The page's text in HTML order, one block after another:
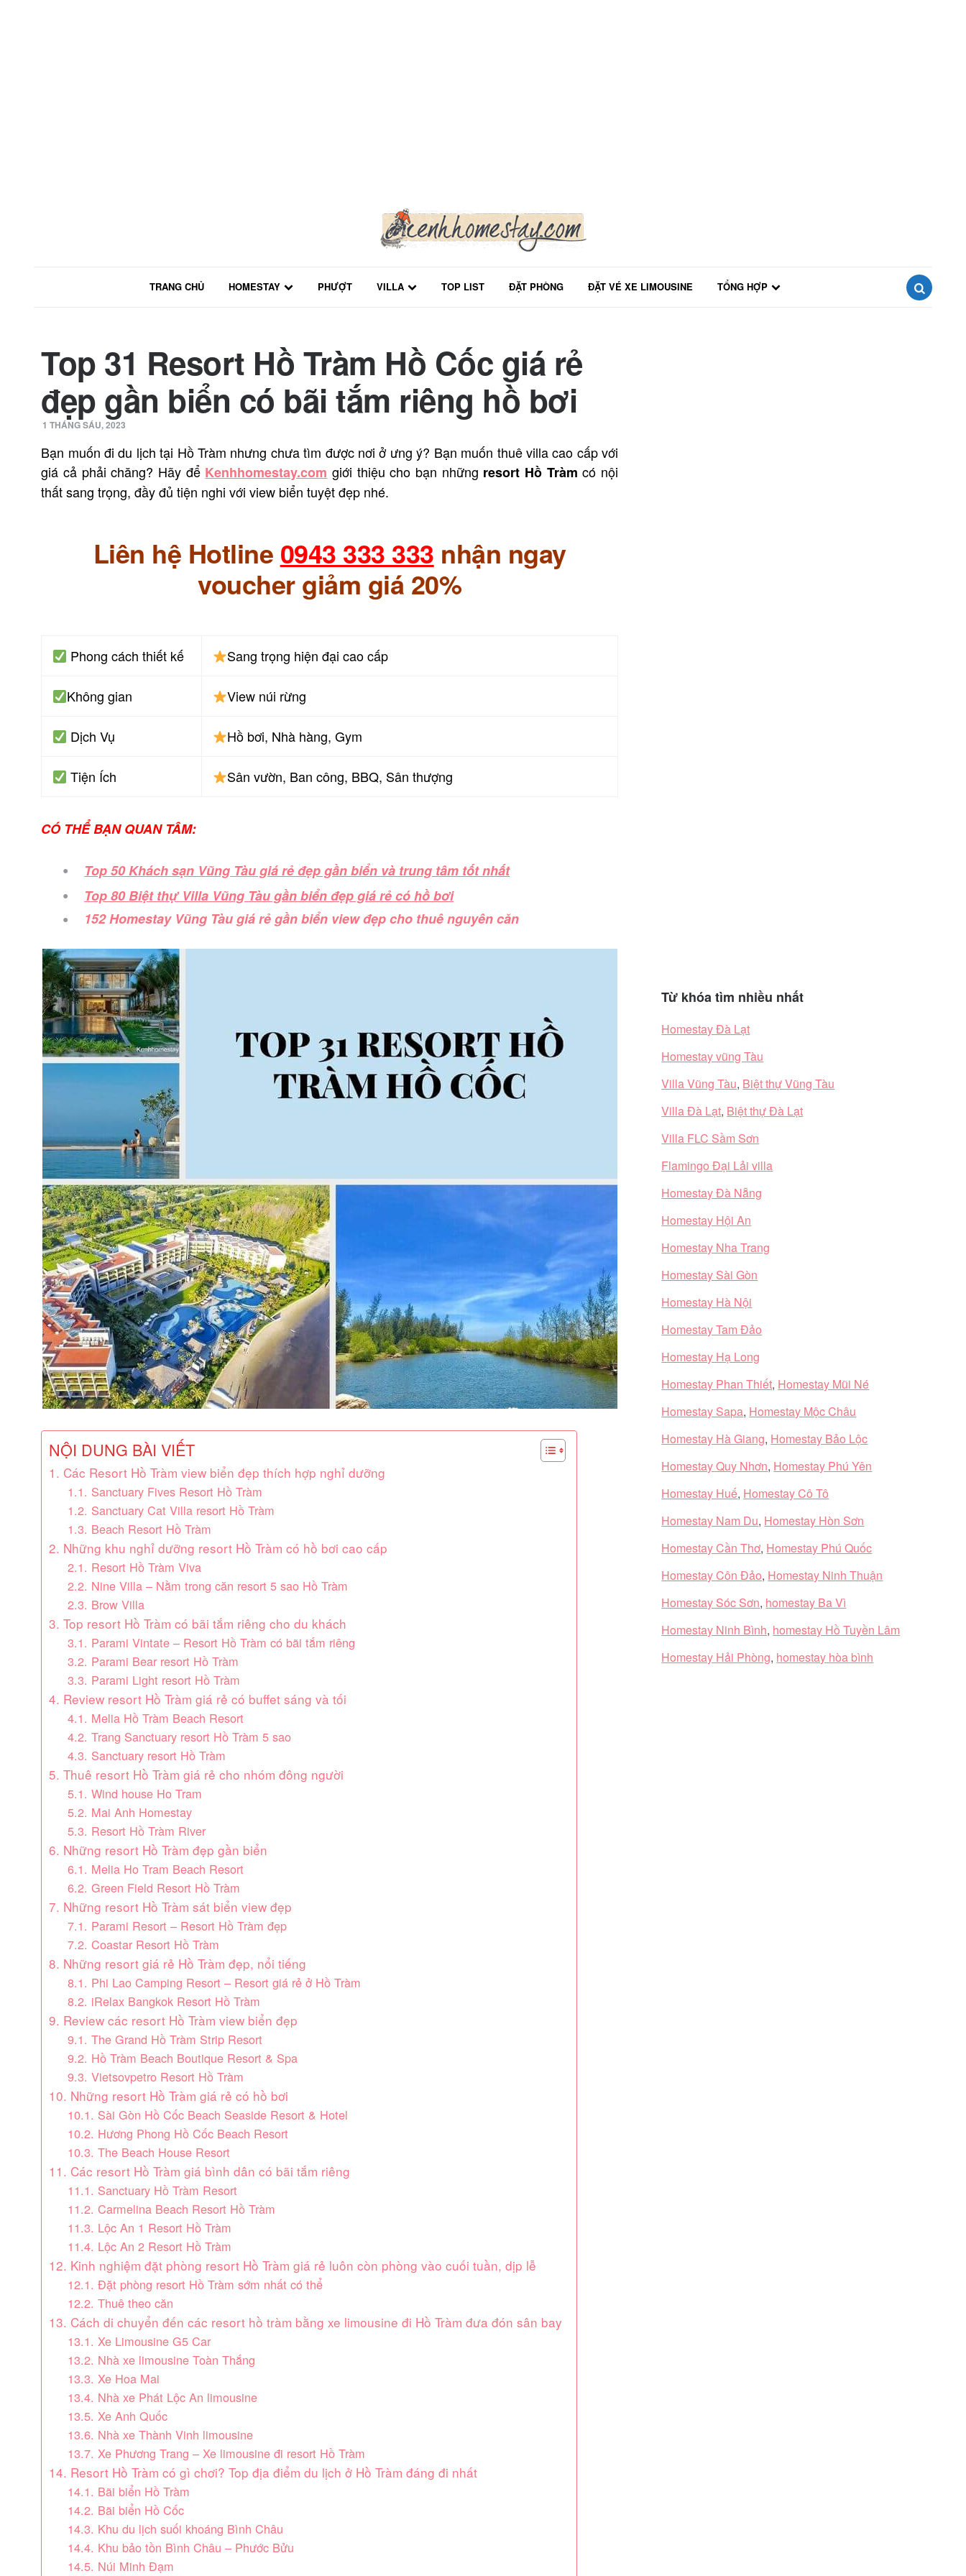
TRANG CHỦ HOMESTAY PHƯỢT VILLA TOP LIST ĐẶT PHÒNG ĐẶT VÉ XE LIMOUSINE
TỔNG HỢP
Top 31 Resort Hồ Tràm Hồ Cốc giá rẻ
đẹp gần biển có bãi tắm riêng hồ bơi
1 THÁNG SÁU, 2023
Bạn muốn đi du lịch tại Hồ Tràm nhưng chưa tìm được nơi ở ưng ý? Bạn muốn thuê villa cao cấp với
giá cả phải chăng? Hãy để Kenhhomestay.com giới thiệu cho bạn những resort Hồ Tràm có nội
thất sang trọng, đầy đủ tiện nghi với view biển tuyệt đẹp nhé.
Liên hệ Hotline 0943 333 333 nhận ngay
voucher giảm giá 20%
Phong cách thiết kế Sang trọng hiện đại cao cấp
Không gian View núi rừng
Dịch Vụ Hồ bơi, Nhà hàng, Gym
Tiện Ích Sân vườn, Ban công, BBQ, Sân thượng
CÓ THỂ BẠN QUAN TÂM:
Top 50 Khách sạn Vũng Tàu giá rẻ đẹp gần biển và trung tâm tốt nhất
Top 80 Biệt thự Villa Vũng Tàu gần biển đẹp giá rẻ có hồ bơi
152 Homestay Vũng Tàu giá rẻ gần biển view đẹp cho thuê nguyên căn
NỘI DUNG BÀI VIẾT
1. Các Resort Hồ Tràm view biển đẹp thích hợp nghỉ dưỡng
1.1. Sanctuary Fives Resort Hồ Tràm
1.2. Sanctuary Cat Villa resort Hồ Tràm
1.3. Beach Resort Hồ Tràm
2. Những khu nghỉ dưỡng resort Hồ Tràm có hồ bơi cao cấp
2.1. Resort Hồ Tràm Viva
2.2. Nine Villa – Nằm trong căn resort 5 sao Hồ Tràm
2.3. Brow Villa
3. Top resort Hồ Tràm có bãi tắm riêng cho du khách
3.1. Parami Vintate – Resort Hồ Tràm có bãi tắm riêng
3.2. Parami Bear resort Hồ Tràm
3.3. Parami Light resort Hồ Tràm
4. Review resort Hồ Tràm giá rẻ có buffet sáng và tối
4.1. Melia Hồ Tràm Beach Resort
4.2. Trang Sanctuary resort Hồ Tràm 5 sao
4.3. Sanctuary resort Hồ Tràm
5. Thuê resort Hồ Tràm giá rẻ cho nhóm đông người
5.1. Wind house Ho Tram
5.2. Mai Anh Homestay
5.3. Resort Hồ Tràm River
6. Những resort Hồ Tràm đẹp gần biển
6.1. Melia Ho Tram Beach Resort
6.2. Green Field Resort Hồ Tràm
7. Những resort Hồ Tràm sát biển view đẹp
7.1. Parami Resort – Resort Hồ Tràm đẹp
7.2. Coastar Resort Hồ Tràm
8. Những resort giá rẻ Hồ Tràm đẹp, nổi tiếng
8.1. Phi Lao Camping Resort – Resort giá rẻ ở Hồ Tràm
8.2. iRelax Bangkok Resort Hồ Tràm
9. Review các resort Hồ Tràm view biển đẹp
9.1. The Grand Hồ Tràm Strip Resort
9.2. Hồ Tràm Beach Boutique Resort & Spa
9.3. Vietsovpetro Resort Hồ Tràm
10. Những resort Hồ Tràm giá rẻ có hồ bơi
10.1. Sài Gòn Hồ Cốc Beach Seaside Resort & Hotel
10.2. Hương Phong Hồ Cốc Beach Resort
10.3. The Beach House Resort
11. Các resort Hồ Tràm giá bình dân có bãi tắm riêng
11.1. Sanctuary Hồ Tràm Resort
11.2. Carmelina Beach Resort Hồ Tràm
11.3. Lộc An 1 Resort Hồ Tràm
11.4. Lộc An 2 Resort Hồ Tràm
12. Kinh nghiệm đặt phòng resort Hồ Tràm giá rẻ luôn còn phòng vào cuối tuần, dịp lễ
12.1. Đặt phòng resort Hồ Tràm sớm nhất có thể
12.2. Thuê theo căn
13. Cách di chuyển đến các resort hồ tràm bằng xe limousine đi Hồ Tràm đưa đón sân bay
13.1. Xe Limousine G5 Car
13.2. Nhà xe limousine Toàn Thắng
13.3. Xe Hoa Mai
13.4. Nhà xe Phát Lộc An limousine
13.5. Xe Anh Quốc
13.6. Nhà xe Thành Vinh limousine
13.7. Xe Phương Trang – Xe limousine đi resort Hồ Tràm
14. Resort Hồ Tràm có gì chơi? Top địa điểm du lịch ở Hồ Tràm đáng đi nhất
14.1. Bãi biển Hồ Tràm
14.2. Bãi biển Hồ Cốc
14.3. Khu du lịch suối khoáng Bình Châu
14.4. Khu bảo tồn Bình Châu – Phước Bửu
14.5. Núi Minh Đạm
Từ khóa tìm nhiều nhất
Homestay Đà Lạt
Homestay vũng Tàu
Villa Vũng Tàu, Biệt thự Vũng Tàu
Villa Đà Lạt, Biệt thự Đà Lạt
Villa FLC Sầm Sơn
Flamingo Đại Lải villa
Homestay Đà Nẵng
Homestay Hội An
Homestay Nha Trang
Homestay Sài Gòn
Homestay Hà Nội
Homestay Tam Đảo
Homestay Hạ Long
Homestay Phan Thiết, Homestay Mũi Né
Homestay Sapa, Homestay Mộc Châu
Homestay Hà Giang, Homestay Bảo Lộc
Homestay Quy Nhơn, Homestay Phú Yên
Homestay Huế, Homestay Cô Tô
Homestay Nam Du, Homestay Hòn Sơn
Homestay Cần Thơ, Homestay Phú Quốc
Homestay Côn Đảo, Homestay Ninh Thuận
Homestay Sóc Sơn, homestay Ba Vì
Homestay Ninh Bình, homestay Hồ Tuyền Lâm
Homestay Hải Phòng, homestay hòa bình